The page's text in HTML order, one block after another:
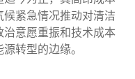
紧急情况推动对清洁
意愿重振和技术成本
转型的边缘。